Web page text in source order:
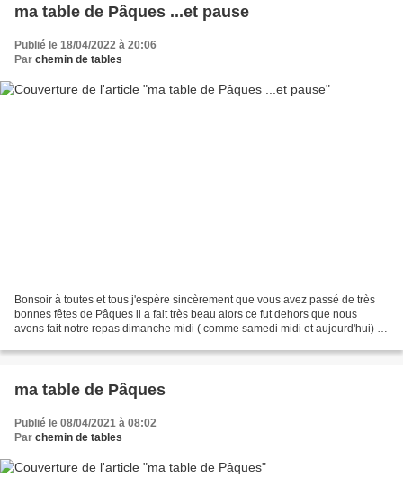
ma table de Pâques ...et pause
Publié le 18/04/2022 à 20:06
Par chemin de tables
Bonsoir à toutes et tous j'espère sincèrement que vous avez passé de très
bonnes fêtes de Pâques il a fait très beau alors ce fut dehors que nous
avons fait notre repas dimanche midi ( comme samedi midi et aujourd'hui) et
ma table de Pâques
Publié le 08/04/2021 à 08:02
Par chemin de tables